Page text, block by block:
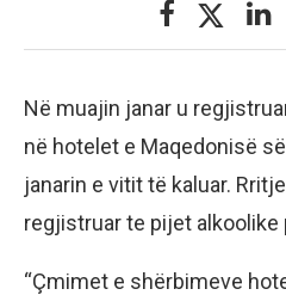
Në muajin janar u
në hotelet e Maqedonisë
janarin e vitit të kaluar.
regjistruar te pijet alkoolike
“Çmimet e shërbimeve